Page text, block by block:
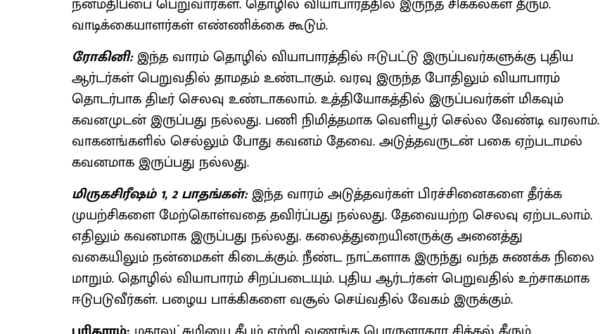
வாடிக்கையாளர்கள் எண்ணிக்கை கூடும்.
ரோகினி:இந்த வாரம் தொழில் வியாபாரத்தில் ஈடுபட்டு இருப்பவர்களுக்கு புதிய
ஆர்டர்கள் பெறுவதில் தாமதம் உண்டாகும். வரவு இருந்த போதிலும் வியாபாரம்
தொடர்பாக திடீர் செலவு உண்டாகலாம். உத்தியோகத்தில் இருப்பவர்கள் மிகவும்
கவனமுடன் இருப்பது நல்லது. பணி நிமித்தமாக வெளியூர் செல்ல வேண்டி வரலாம்.
வாகனங்களில் செல்லும் போது கவனம் தேவை. அடுத்தவருடன் பகை ஏற்படாமல்
கவனமாக இருப்பது நல்லது.
மிருகசிரீஷம் 1, 2 பாதங்கள்:இந்த வாரம் அடுத்தவர்கள் பிரச்சினைகளை தீர்க்க
முயற்சிகளை மேற்கொள்வதை தவிர்ப்பது நல்லது. தேவையற்ற செலவு ஏற்படலாம்.
எதிலும் கவனமாக இருப்பது நல்லது. கலைத்துறையினருக்கு அனைத்து
வகையிலும் நன்மைகள் கிடைக்கும். நீண்ட நாட்களாக இருந்து வந்த சுணக்க நிலை
மாறும். தொழில் வியாபாரம் சிறப்படையும். புதிய ஆர்டர்கள் பெறுவதில் உற்சாகமாக
ஈடுபடுவீர்கள். பழைய பாக்கிகளை வசூல் செய்வதில் வேகம் இருக்கும்.